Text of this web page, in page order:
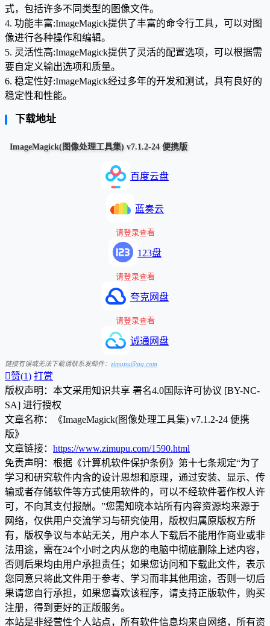
式，包括许多不同类型的图像文件。
4. 功能丰富:ImageMagick提供了丰富的命令行工具，可以对图
像进行各种操作和编辑。
5. 灵活性高:ImageMagick提供了灵活的配置选项，可以根据需
要自定义输出选项和质量。
6. 稳定性好:ImageMagick经过多年的开发和测试，具有良好的
稳定性和性能。
下载地址
ImageMagick(图像处理工具集) v7.1.2-24 便携版
百度云盘
蓝奏云
请登录查看
123盘
请登录查看
夸克网盘
请登录查看
诚通网盘
链接有误或无法下载请联系发邮件： zimupu@qq.com
赞(1) 打赏
版权声明：本文采用知识共享 署名4.0国际许可协议 [BY-NC-
SA] 进行授权
文章名称：《ImageMagick(图像处理工具集) v7.1.2-24 便携
版》
文章链接： https://www.zimupu.com/1590.html
免责声明：根据《计算机软件保护条例》第十七条规定“为了
学习和研究软件内含的设计思想和原理，通过安装、显示、传
输或者存储软件等方式使用软件的，可以不经软件著作权人许
可，不向其支付报酬。”您需知晓本站所有内容资源均来源于
网络，仅供用户交流学习与研究使用，版权归属原版权方所
有，版权争议与本站无关，用户本人下载后不能用作商业或非
法用途，需在24个小时之内从您的电脑中彻底删除上述内容，
否则后果均由用户承担责任；如果您访问和下载此文件，表示
您同意只将此文件用于参考、学习而非其他用途，否则一切后
果请您自行承担，如果您喜欢该程序，请支持正版软件，购买
注册，得到更好的正版服务。
本站是非经营性个人站点，所有软件信息均来自网络，所有资